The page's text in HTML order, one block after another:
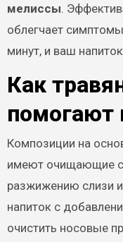
мелиссы.
облегчает
минут, и ваш
Как
помогают
Композиции на
имеют очищающие
разжижению слизи
напиток с
очистить носовые